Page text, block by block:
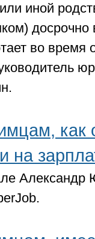
иной
досрочно
во время
как
на
Александр